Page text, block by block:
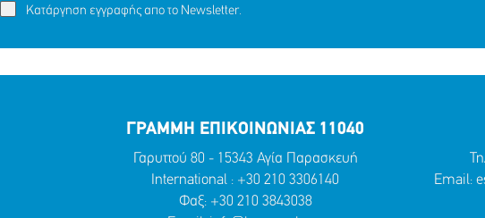
Κατάργηση εγγραφής απο το Newsletter.
ΓΡΑΜΜΗ ΕΠΙΚΟΙΝΩΝΙΑΣ 11040
Γαρυττού 80 - 15343 Αγία Παρασκευή
International : +30 210 3306140
Φαξ: +30 210 3843038
Email: